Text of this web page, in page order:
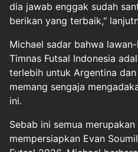
dia jawab enggak sudah
berikan yang terbaik,"
Michael sadar bahwa
Timnas Futsal Indonesia
terlebih untuk Argentina dan
memang sengaja
ini.
Sebab ini semua
mempersiapkan Evan